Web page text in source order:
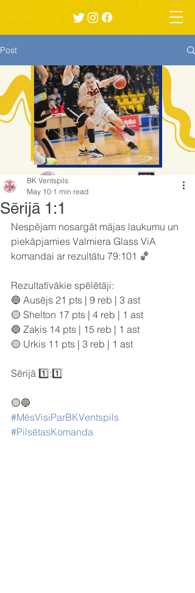
Post
Sērijā 1:1
BK Ventspils
May 10 1 min read
Nespējam nosargāt mājas laukumu un
piekāpjamies Valmiera Glass ViA
komandai ar rezultātu 79:101 🏀
Rezultatīvākie spēlētāji:
🔵 Ausējs 21 pts | 9 reb | 3 ast
🟡 Shelton 17 pts | 4 reb | 1 ast
🔵 Zaķis 14 pts | 15 reb | 1 ast
🟡 Urkis 11 pts | 3 reb | 1 ast
Sērijā 1️⃣:1️⃣
🟡🔵
#MēsVisiParBKVentspils
#PilsētasKomanda